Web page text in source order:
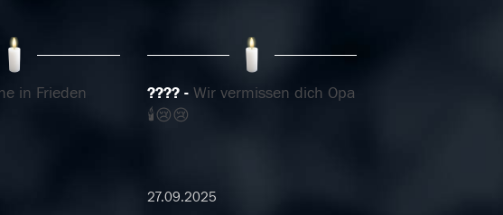
in Frieden ????
Wir vermissen dich Opa
🕯️😢😢
27.09.2025